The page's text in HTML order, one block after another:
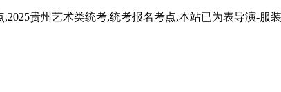
贵州艺术类统考,统考报名考点,本站已为表导演-服